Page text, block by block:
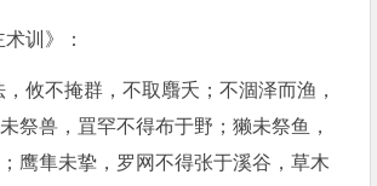
术训》：
，攸不掩群，不取麛夭；不涸泽而渔，
祭兽，罝罕不得布于野；獭未祭鱼，
鹰隼未挚，罗网不得张于溪谷，草木